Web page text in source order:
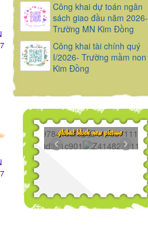
Công khai dự toán ngân
sách giao đầu năm 2026-
Trường MN Kim Đồng
Công khai tài chính quý
I/2026- Trường mầm non
Kim Đồng
global block new picture